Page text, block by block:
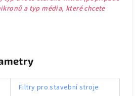
a typ média, které chcete
Filtry pro stavební stroje